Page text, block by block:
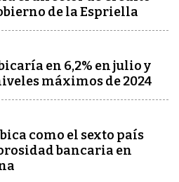
de la Espriella
en 6,2% en julio y
máximos de 2024
como el sexto país
bancaria en